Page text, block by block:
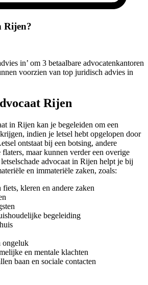
Rijen?
in’ om 3 betaalbare advocatenkantoren
voorzien van top juridisch advies in
Rijen
in Rijen kan je begeleiden om een
indien je letsel hebt opgelopen door
ontstaat bij een botsing, andere
maar kunnen verder een overige
advocaat in Rijen helpt je bij
en immateriële zaken, zoals:
kleren en andere zaken
begeleiding
ongeluk
en mentale klachten
baan en sociale contacten